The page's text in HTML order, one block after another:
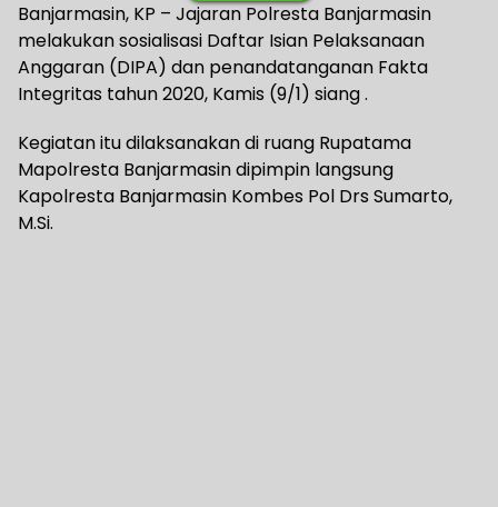
Banjarmasin, KP – Jajaran Polresta Banjarmasin
melakukan sosialisasi Daftar Isian Pelaksanaan
Anggaran (DIPA) dan penandatanganan Fakta
Integritas tahun 2020, Kamis (9/1) siang .
Kegiatan itu dilaksanakan di ruang Rupatama
Mapolresta Banjarmasin dipimpin langsung
Kapolresta Banjarmasin Kombes Pol Drs Sumarto,
M.Si.